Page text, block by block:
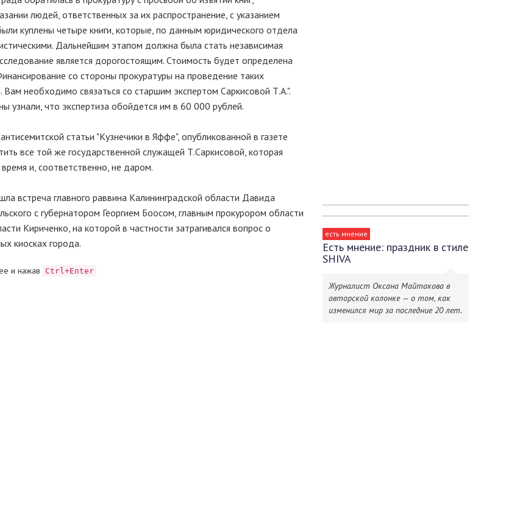
людей, ответственных за их распространение, с указанием
куплены четыре книги, которые, по данным юридического отдела
Дальнейшим этапом должна была стать независимая
является дорогостоящим. Стоимость будет определена
со стороны прокуратуры на проведение таких
необходимо связаться со старшим экспертом Саркисовой Т.А.".
узнали, что экспертиза обойдется им в 60 000 рублей.
статьи "Кузнечики в Яффе", опубликованной в газете
все той же государственной служащей Т.Саркисовой, которая
и, соответственно, не даром.
встреча главного раввина Калининградской области Давида
с губернатором Георгием Боосом, главным прокурором области
Кириченко, на которой в частности затрагивался вопрос о
киосках города.
и нажав Ctrl+Enter
есть мнение
Есть мнение: праздник в стиле
SHIVA
Журналист Оксана Майтакова в
авторской колонке — о том, как
изменился мир за последние 20 лет.